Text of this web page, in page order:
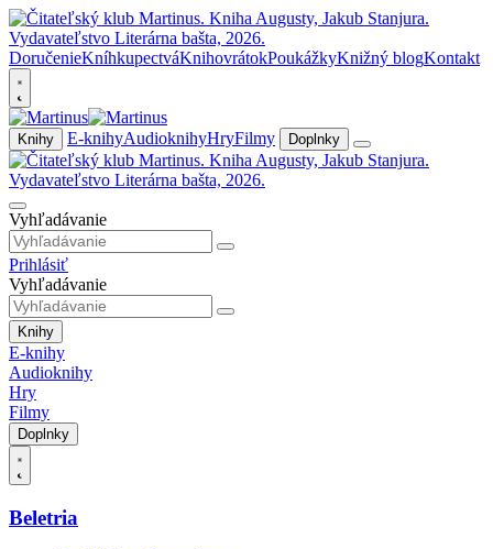
DoručenieKníhkupectváKnihovrátokPoukážkyKnižný blogKontakt
Knihy E-knihyAudioknihyHryFilmy Doplnky
Vyhľadávanie
Prihlásiť
Vyhľadávanie
Knihy
E-knihy
Audioknihy
Hry
Filmy
Doplnky
Beletria